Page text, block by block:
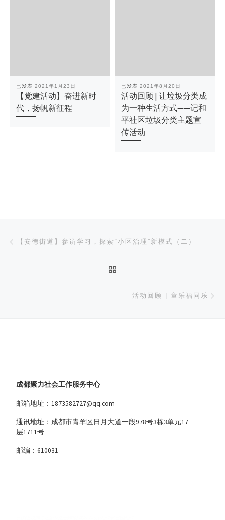
已发表 2021年1月23日
【党建活动】奋进新时
代，扬帆新征程
已发表 2021年8月20日
活动回顾 | 让垃圾分类成
为一种生活方式——记和
平社区垃圾分类主题宣
传活动
文章导航
【安德街道】参访学习，探索“小区治理”新模式（二）
活动回顾 | 童乐福同乐
成都聚力社会工作服务中心
邮箱地址：1873582727@qq.com
通讯地址：成都市青羊区日月大道一段978号3栋3单元17
层1711号
邮编：610031